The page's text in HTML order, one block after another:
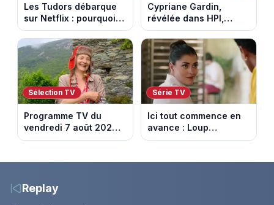
Les Tudors débarque
sur Netflix : pourquoi la
série n’a rien perdu de
son pouvoir
Cypriane Gardin,
révélée dans HPI,
lance une cagnotte
après des difficultés
financières
Sélection TV
Programme TV du
vendredi 7 août 2026 :
notre sélection pour
Série TV
Ici tout commence en
avance : Loup
découvre la trahison
10 août 2026 (spoiler)
Replay